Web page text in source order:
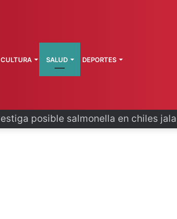
ruta de Kimberly Moya
CULTURA SALUD DEPORTES